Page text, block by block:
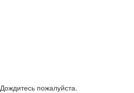
пожалуйста.